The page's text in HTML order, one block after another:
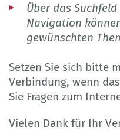
Über das
Navigation
gewünschten
Setzen Sie sich bitte
Verbindung, wenn
Sie Fragen zum
Vielen Dank für Ihr